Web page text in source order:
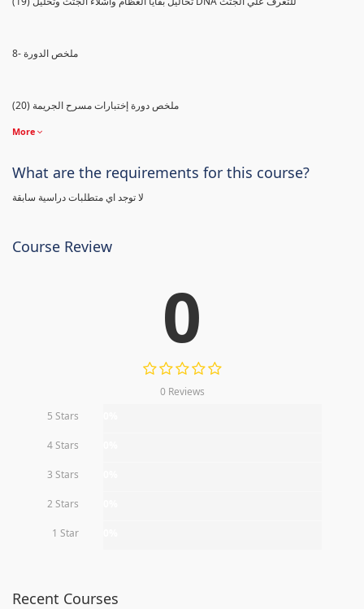
8- ملخص الدورة
(20) ملخص دورة إختبارات مسرح الجريمة
More
What are the requirements for this course?
لا توجد اي متطلبات دراسية سابقة
Course Review
0
0 Reviews
5 Stars
4 Stars
3 Stars
2 Stars
1 Star
Recent Courses